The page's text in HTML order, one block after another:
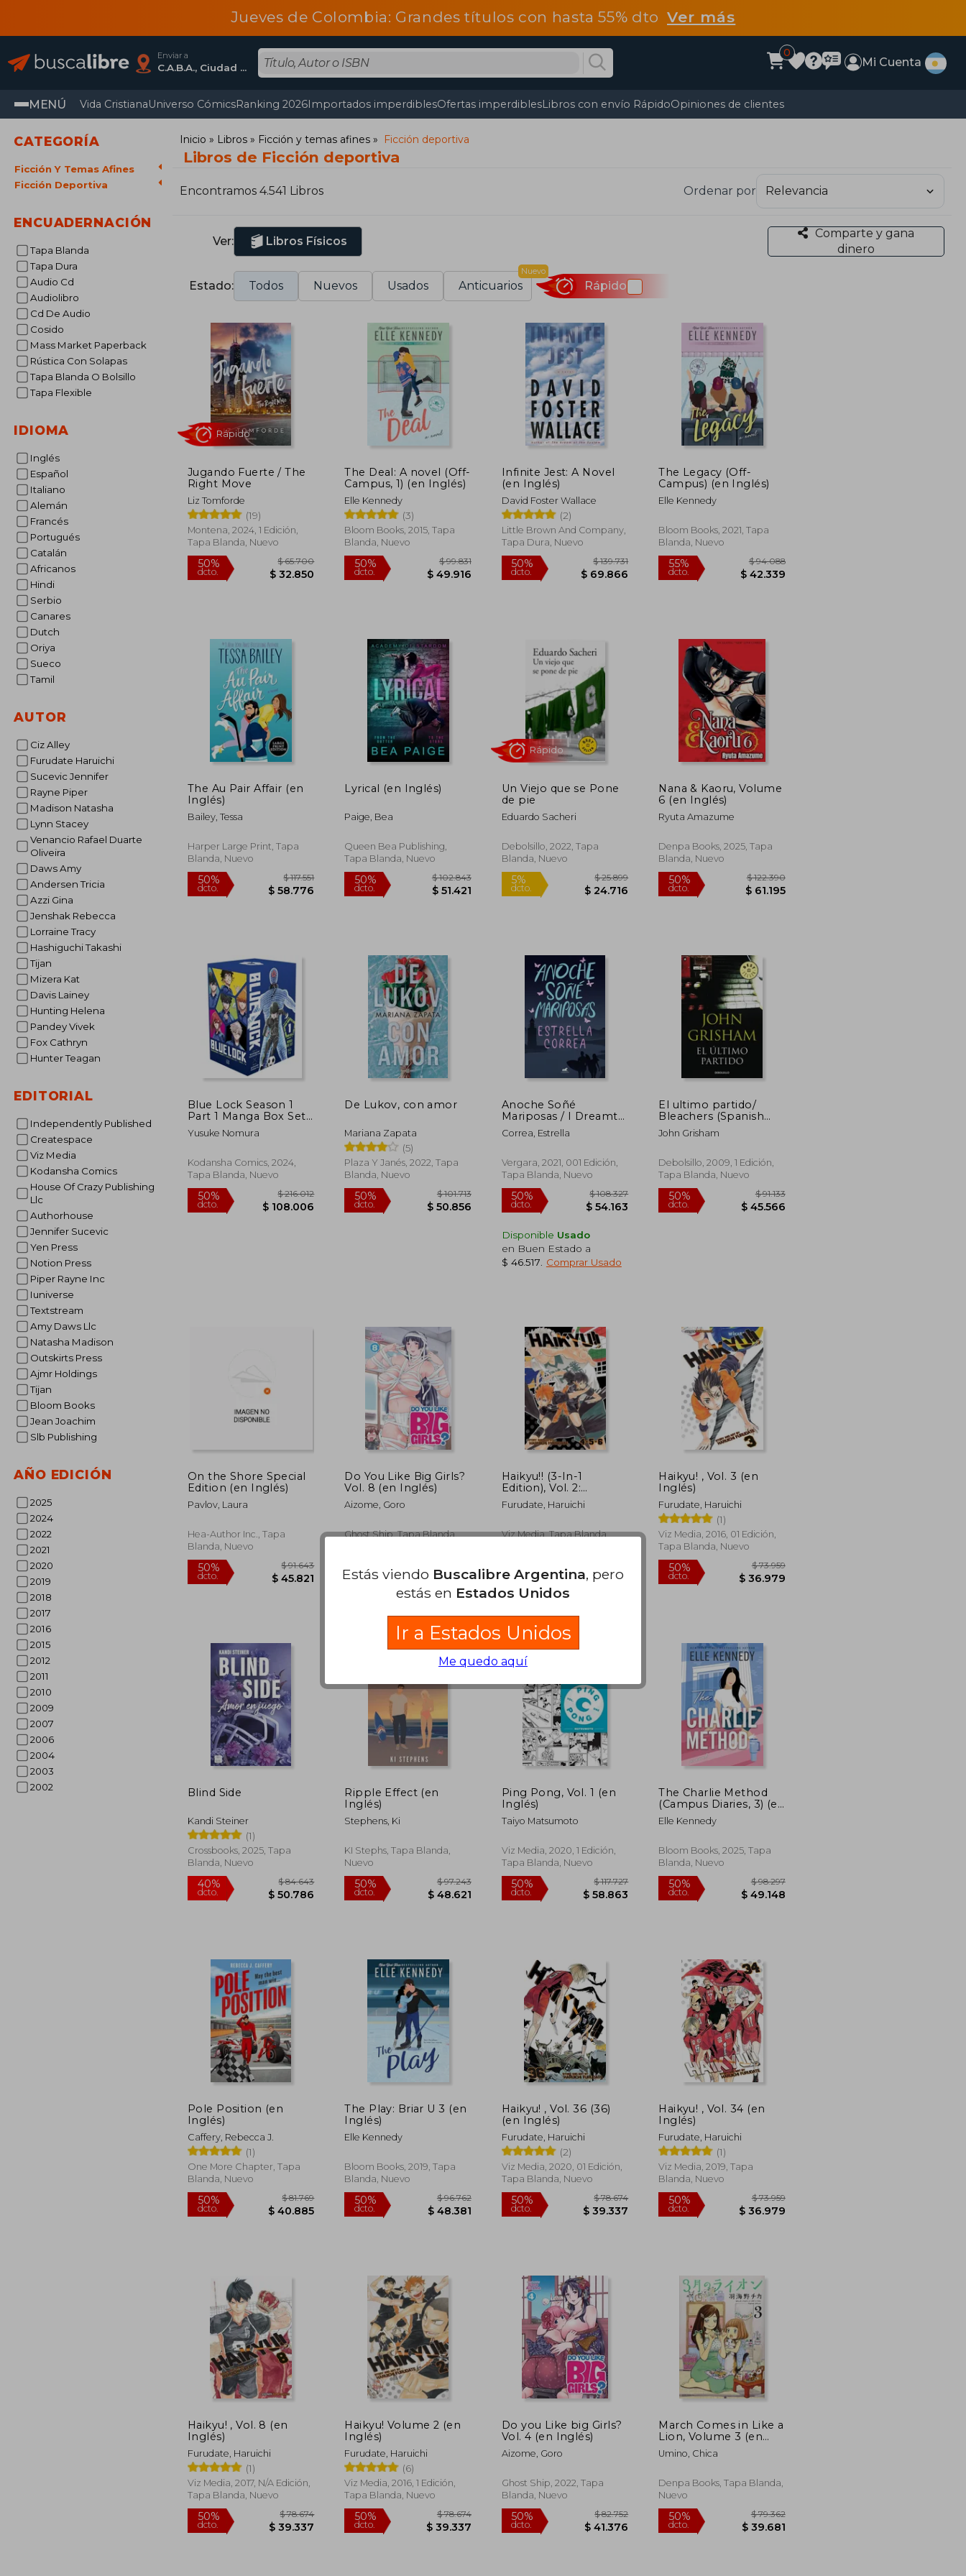
Jueves de Colombia: Grandes títulos con hasta 55% dtoVer más
Enviar a
C.A.B.A., Ciudad Autónoma De Buenos Aires
0
Mi Cuenta
MENÚ Vida CristianaUniverso CómicsRanking 2026Importados imperdiblesOfertas imperdiblesLibros con envío RápidoOpiniones de clientes
CATEGORÍA
Ficción Y Temas Afines
Ficción Deportiva
ENCUADERNACIÓN
Tapa Blanda
Tapa Dura
Audio Cd
Audiolibro
Cd De Audio
Cosido
Mass Market Paperback
Rústica Con Solapas
Tapa Blanda O Bolsillo
Tapa Flexible
IDIOMA
Inglés
Español
Italiano
Alemán
Francés
Portugués
Catalán
Africanos
Hindi
Serbio
Canares
Dutch
Oriya
Sueco
Tamil
AUTOR
Ciz Alley
Furudate Haruichi
Sucevic Jennifer
Rayne Piper
Madison Natasha
Lynn Stacey
Venancio Rafael Duarte
Oliveira
Daws Amy
Andersen Tricia
Azzi Gina
Jenshak Rebecca
Lorraine Tracy
Hashiguchi Takashi
Tijan
Mizera Kat
Davis Lainey
Hunting Helena
Pandey Vivek
Fox Cathryn
Hunter Teagan
EDITORIAL
Independently Published
Createspace
Viz Media
Kodansha Comics
House Of Crazy Publishing
Llc
Authorhouse
Jennifer Sucevic
Yen Press
Notion Press
Piper Rayne Inc
Iuniverse
Textstream
Amy Daws Llc
Natasha Madison
Outskirts Press
Ajmr Holdings
Tijan
Bloom Books
Jean Joachim
Slb Publishing
AÑO EDICIÓN
2025
2024
2022
2021
2020
2019
2018
2017
2016
2015
2012
2011
2010
2009
2007
2006
2004
2003
2002
Inicio Libros Ficción y temas afines Ficción deportiva
Libros de Ficción deportiva
Encontramos 4.541 Libros Ordenar por
Ver: Libros Físicos
Comparte y gana
dinero
Estado: Todos Nuevos Usados Anticuarios
Nuevo
Rápido
Jugando Fuerte / The
Right Move
Liz Tomforde
(19)
Montena, 2024, 1 Edición,
Tapa Blanda, Nuevo
Rápido
The Deal: A novel (Off-
Campus, 1) (en Inglés)
Elle Kennedy
(3)
Bloom Books, 2015, Tapa
Blanda, Nuevo
Infinite Jest: A Novel
(en Inglés)
David Foster Wallace
(2)
Little Brown And Company,
Tapa Dura, Nuevo
$ 69.866
The Legacy (Off-
Campus) (en Inglés)
Elle Kennedy
Bloom Books, 2021, Tapa
Blanda, Nuevo
The Au Pair Affair (en
Inglés)
Bailey, Tessa
Harper Large Print, Tapa
Blanda, Nuevo
50%
dcto.
Lyrical (en Inglés)
Paige, Bea
Queen Bea Publishing,
Tapa Blanda, Nuevo
50%
dcto.
Un Viejo que se Pone
de pie
Eduardo Sacheri
Debolsillo, 2022, Tapa
Blanda, Nuevo
5%
dcto.
$ 25.899
$ 24.716
Nana & Kaoru, Volume
6 (en Inglés)
Ryuta Amazume
Denpa Books, 2025, Tapa
Blanda, Nuevo
50%
dcto.
Blue Lock Season 1
Part 1 Manga Box Set
(en Inglés)
Yusuke Nomura
Kodansha Comics, 2024,
Tapa Blanda, Nuevo
De Lukov, con amor
Mariana Zapata
(5)
Plaza Y Janés, 2022, Tapa
Blanda, Nuevo
50%
dcto.
Anoche Soñé
Mariposas / I Dreamt
of Butterflies Last
Night
Correa, Estrella
Vergara, 2021, 001 Edición,
Tapa Blanda, Nuevo
50%
dcto.
$ 108.327
$ 54.163
Disponible Usado
en Buen Estado a
$ 46.517
Comprar Usado
El ultimo partido/
Bleachers (Spanish
Edition)
John Grisham
Debolsillo, 2009, 1 Edición,
Tapa Blanda, Nuevo
50%
dcto.
On the Shore Special
Edition (en Inglés)
Pavlov, Laura
Hea-Author Inc., Tapa
Blanda, Nuevo
50%
dcto.
Do You Like Big Girls?
Vol. 8 (en Inglés)
Aizome, Goro
Ghost Ship, Tapa Blanda,
50%
dcto.
$ 82.752
$ 41.376
Haikyu!! (3-In-1
Edition), Vol. 2:
Includes Vols. 4, 5 & 6
(en Inglés)
Furudate, Haruichi
Viz Media, Tapa Blanda,
50%
dcto.
$ 98.355
$ 49.178
Haikyu! , Vol. 3 (en
Inglés)
Furudate, Haruichi
(1)
Viz Media, 2016, 01 Edición,
Tapa Blanda, Nuevo
50%
dcto.
Blind Side
Kandi Steiner
(1)
Crossbooks, 2025, Tapa
Blanda, Nuevo
dcto. $ 50.786
Ripple Effect (en
Inglés)
Stephens, Ki
KI Stephs, Tapa Blanda,
Nuevo
dcto. $ 48.621
Ping Pong, Vol. 1 (en
Inglés)
Taiyo Matsumoto
Viz Media, 2020, 1 Edición,
Tapa Blanda, Nuevo
dcto. $ 58.863
The Charlie Method
(Campus Diaries, 3) (en
Inglés)
Elle Kennedy
Bloom Books, 2025, Tapa
Blanda, Nuevo
dcto.
Pole Position (en
Inglés)
Caffery, Rebecca J.
(1)
One More Chapter, Tapa
Blanda, Nuevo
50%
dcto.
$ 81.769
$ 40.885
The Play: Briar U 3 (en
Inglés)
Elle Kennedy
Bloom Books, 2019, Tapa
Blanda, Nuevo
dcto.
$ 96.762
$ 48.381
Haikyu! , Vol. 36 (36)
(en Inglés)
Furudate, Haruichi
(2)
Viz Media, 2020, 01 Edición,
Tapa Blanda, Nuevo
50% $ 78.674
$ 39.337
Haikyu! , Vol. 34 (en
Inglés)
Furudate, Haruichi
(1)
Viz Media, 2019, Tapa
Blanda, Nuevo
50%
Haikyu! , Vol. 8 (en
Inglés)
Furudate, Haruichi
(1)
Viz Media, 2017, N/A Edición,
Tapa Blanda, Nuevo
Haikyu! Volume 2 (en
Inglés)
Furudate, Haruichi
(6)
Viz Media, 2016, 1 Edición,
Tapa Blanda, Nuevo
Do you Like big Girls?
Vol. 4 (en Inglés)
Aizome, Goro
Ghost Ship, 2022, Tapa
Blanda, Nuevo
March Comes in Like a
Lion, Volume 3 (en
Inglés)
Umino, Chica
Denpa Books, Tapa Blanda,
Nuevo
Estás viendo Buscalibre Argentina, pero
estás en Estados Unidos
Ir a Estados Unidos
Me quedo aquí